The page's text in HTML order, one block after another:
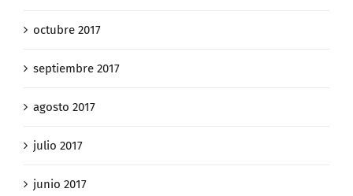
octubre 2017
septiembre 2017
agosto 2017
julio 2017
junio 2017